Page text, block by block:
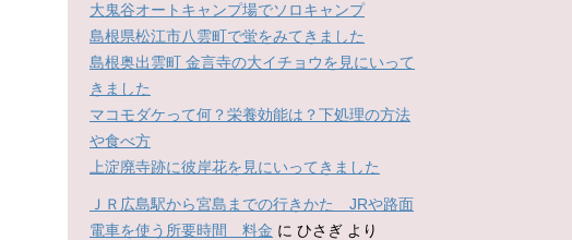
大鬼谷オートキャンプ場でソロキャンプ
島根県松江市八雲町で蛍をみてきました
島根奥出雲町 金言寺の大イチョウを見にいって
きました
マコモダケって何？栄養効能は？下処理の方法
や食べ方
上淀廃寺跡に彼岸花を見にいってきました
ＪＲ広島駅から宮島までの行きかた JRや路面
電車を使う所要時間 料金 に ひさぎ より